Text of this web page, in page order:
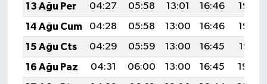
13 Ağu Per
04:27 05:58 13:01 16:46
19:53
14 Ağu Cum
04:28 05:58 13:00 16:46
19:52
15 Ağu Cts
04:29 05:59 13:00 16:45
19:51
16 Ağu Paz
04:31 06:00 13:00 16:45
19:50